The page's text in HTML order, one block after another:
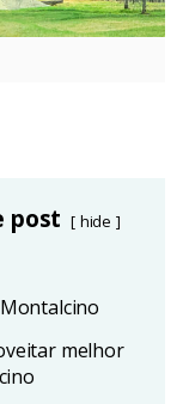
post hide
melhor